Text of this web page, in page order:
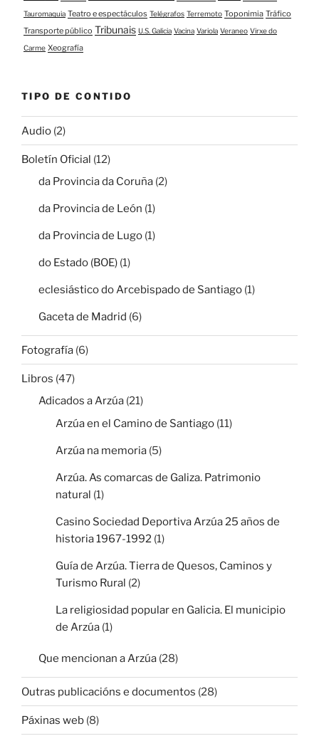
Tauromaquia Teatro e espectáculos Telégrafos Terremoto Toponimia Tráfico
Transporte público Tribunais U.S. Galicia Vacina Variola Veraneo Virxe do
Carme Xeografía
TIPO DE CONTIDO
Audio (2)
Boletín Oficial (12)
da Provincia da Coruña (2)
da Provincia de León (1)
da Provincia de Lugo (1)
do Estado (BOE) (1)
eclesiástico do Arcebispado de Santiago (1)
Gaceta de Madrid (6)
Fotografía (6)
Libros (47)
Adicados a Arzúa (21)
Arzúa en el Camino de Santiago (11)
Arzúa na memoria (5)
Arzúa. As comarcas de Galiza. Patrimonio
natural (1)
Casino Sociedad Deportiva Arzúa 25 años de
historia 1967-1992 (1)
Guía de Arzúa. Tierra de Quesos, Caminos y
Turismo Rural (2)
La religiosidad popular en Galicia. El municipio
de Arzúa (1)
Que mencionan a Arzúa (28)
Outras publicacións e documentos (28)
Páxinas web (8)